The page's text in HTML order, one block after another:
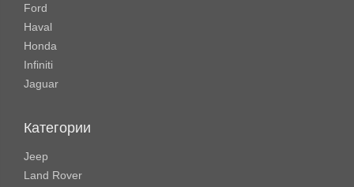
Ford
Haval
Honda
Infiniti
Jaguar
Категории
Jeep
Land Rover